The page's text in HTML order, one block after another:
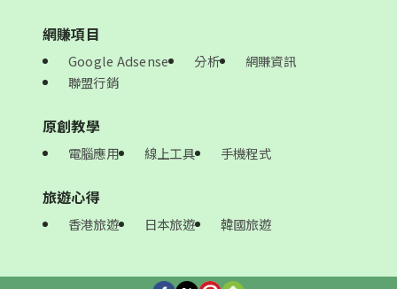
網賺項目
Google Adsense 分析
網賺資訊
聯盟行銷
原創教學
電腦應用 線上工具 手機程式
旅遊心得
香港旅遊 日本旅遊 韓國旅遊